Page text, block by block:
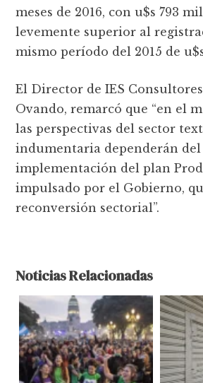
meses de 2016, con u$s 793
levemente superior al
mismo período del 2015 de
El Director de IES
Ovando, remarcó que “en el
las perspectivas del sector
indumentaria dependerán del
implementación del plan
impulsado por el Gobierno,
reconversión sectorial”.
Noticias Relacionadas